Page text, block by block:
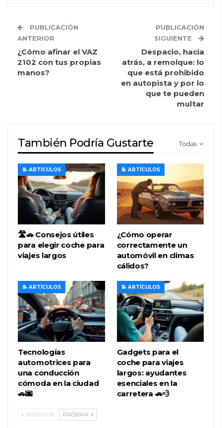
PUBLICACIÓN
ANTERIOR
¿Cómo afinar el VAZ
2102 con tus propias
manos?
PUBLICACIÓN
SIGUIENTE
Despacio, hacia
atrás, a remolque: lo
que está prohibido
en autopista y por lo
que te pueden
multar
Todas
También Podría Gustarte
📝 ARTÍCULOS
🛣️🚗 Consejos útiles
para elegir coche para
viajes largos
📝 ARTÍCULOS
¿Cómo operar
correctamente un
automóvil en climas
cálidos?
📝 ARTÍCULOS
Tecnologías
automotrices para
una conducción
cómoda en la ciudad
🚗🌆
📝 ARTÍCULOS
Gadgets para el
coche para viajes
largos: ayudantes
esenciales en la
carretera 🚗💨
ANTERIOR PRÓXIMA